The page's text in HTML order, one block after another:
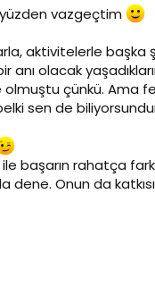
yüzden vazgeçtim
aktivitelerle
olacak
çünkü. Ama
sen de
başarın rahatça
Onun da